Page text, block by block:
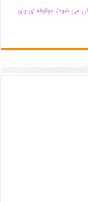
می شود/ موقوفه ای پای